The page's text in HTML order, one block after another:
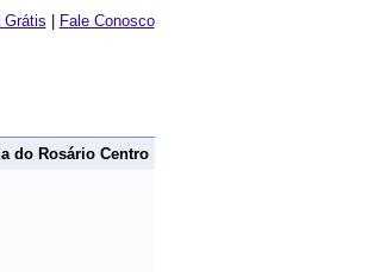
Grátis Fale Conosco
do Rosário Centro